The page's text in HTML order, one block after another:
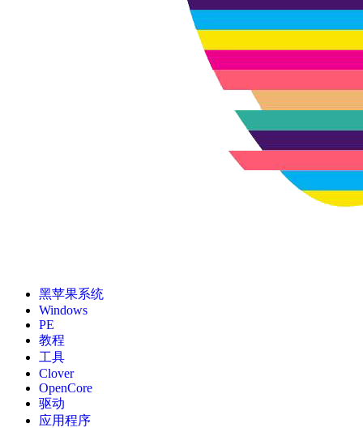
黑苹果系统
Windows
PE
教程
工具
Clover
OpenCore
驱动
应用程序